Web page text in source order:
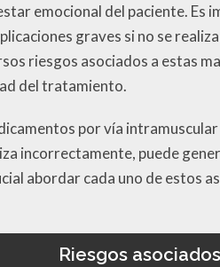
emocional del paciente.
graves si no se
riesgos asociados a estas
del tratamiento.
por vía
incorrectamente, puede
abordar cada uno de estos
Riesgos